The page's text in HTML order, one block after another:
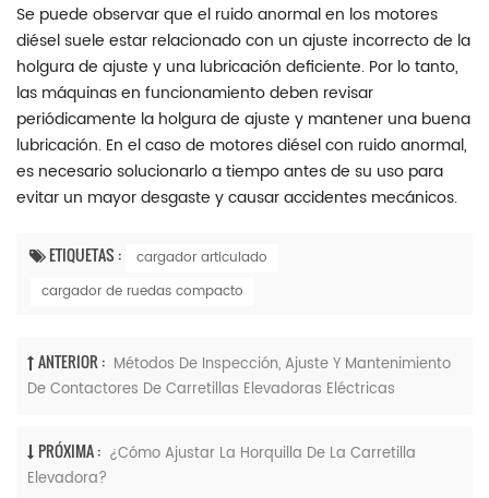
Se puede observar que el ruido anormal en los motores
diésel suele estar relacionado con un ajuste incorrecto de la
holgura de ajuste y una lubricación deficiente. Por lo tanto,
las máquinas en funcionamiento deben revisar
periódicamente la holgura de ajuste y mantener una buena
lubricación. En el caso de motores diésel con ruido anormal,
es necesario solucionarlo a tiempo antes de su uso para
evitar un mayor desgaste y causar accidentes mecánicos.
ETIQUETAS :
cargador articulado
cargador de ruedas compacto
ANTERIOR : Métodos De Inspección, Ajuste Y Mantenimiento
De Contactores De Carretillas Elevadoras Eléctricas
PRÓXIMA : ¿Cómo Ajustar La Horquilla De La Carretilla
Elevadora?